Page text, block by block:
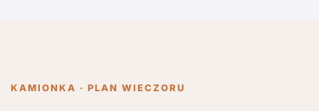
KAMIONKA · PLAN WIECZORU